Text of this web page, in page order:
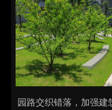
园路交织错落，加强建